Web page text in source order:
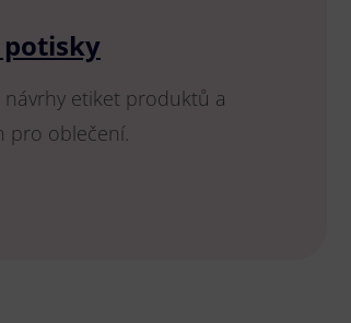
návrhy etiket produktů a
pro oblečení.